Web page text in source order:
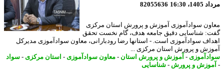
16:30
82055636
سوادآموزی آموزش و پرورش استان مرکزی
شناسایی دقیق جامعه هدف، گام نخست تحقق
سوادآموزی است. - استانها رضا رودبارانی، معاون سوادآموزی مدیرکل
و پرورش استان مرکزی ...
- آموزش و پرورش استان-معاون سوادآموزی- استان مرکزی - سواد
و پرورش-شناسایی